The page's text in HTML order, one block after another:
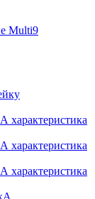
Multi9
характеристика
характеристика
характеристика